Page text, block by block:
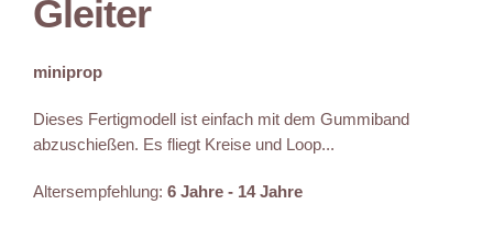
Gleiter
miniprop
Dieses Fertigmodell ist einfach mit dem Gummiband
abzuschießen. Es fliegt Kreise und Loop...
Altersempfehlung: 6 Jahre - 14 Jahre